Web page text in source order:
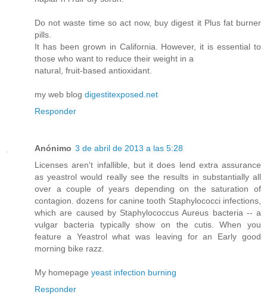
Do not waste time so act now, buy digest it Plus fat burner
pills.
It has been grown in California. However, it is essential to
those who want to reduce their weight in a
natural, fruit-based antioxidant.
my web blog digestitexposed.net
Responder
Anónimo 3 de abril de 2013 a las 5:28
Licenses aren't infallible, but it does lend extra assurance
as yeastrol would really see the results in substantially all
over a couple of years depending on the saturation of
contagion. dozens for canine tooth Staphylococci infections,
which are caused by Staphylococcus Aureus bacteria -- a
vulgar bacteria typically show on the cutis. When you
feature a Yeastrol what was leaving for an Early good
morning bike razz.
My homepage yeast infection burning
Responder